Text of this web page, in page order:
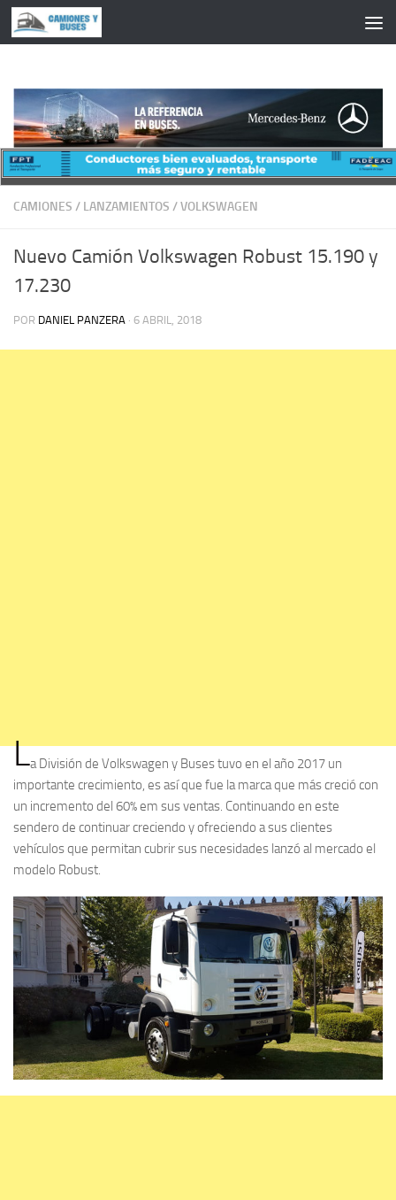
Saltar al contenido
CAMIONES / LANZAMIENTOS /VOLKSWAGEN
Nuevo Camión Volkswagen Robust 15.190 y
17.230
POR DANIEL PANZERA · 6 ABRIL, 2018
La División de Volkswagen y Buses tuvo en el año 2017 un
importante crecimiento, es así que fue la marca que más creció con
un incremento del 60% em sus ventas. Continuando en este
sendero de continuar creciendo y ofreciendo a sus clientes
vehículos que permitan cubrir sus necesidades lanzó al mercado el
modelo Robust.